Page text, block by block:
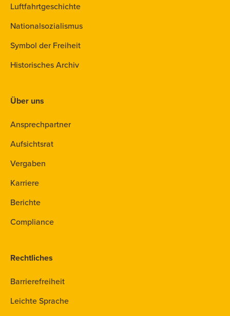
Luftfahrtgeschichte
Nationalsozialismus
Symbol der Freiheit
Historisches Archiv
Über uns
Ansprechpartner
Aufsichtsrat
Vergaben
Karriere
Berichte
Compliance
Rechtliches
Barrierefreiheit
Leichte Sprache